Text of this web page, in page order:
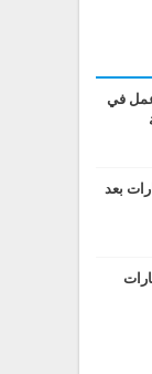
عمل في
بعد